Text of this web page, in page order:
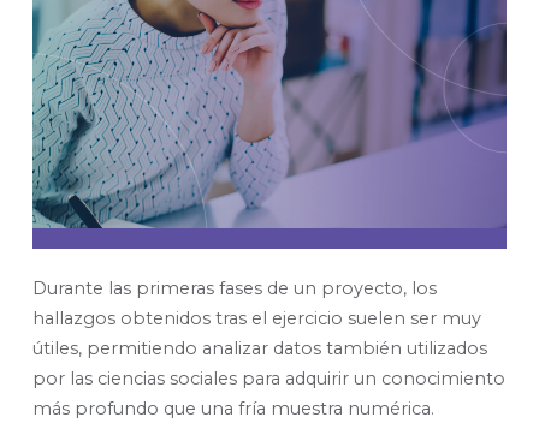
Durante las primeras fases de un proyecto, los
hallazgos obtenidos tras el ejercicio suelen ser muy
útiles, permitiendo analizar datos también utilizados
por las ciencias sociales para adquirir un conocimiento
más profundo que una fría muestra numérica.